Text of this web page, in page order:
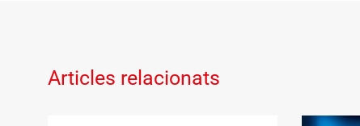
Articles relacionats